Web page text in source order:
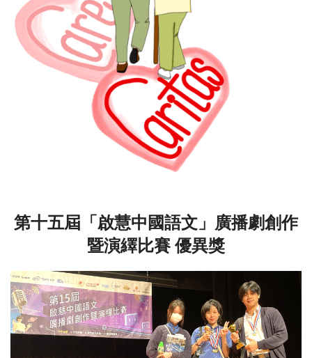
第十五屆「啟慧中國語文」廣播劇創作
暨演繹比賽 優異獎